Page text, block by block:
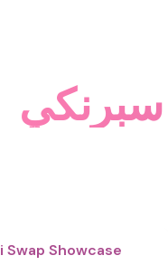
Swap Showcase